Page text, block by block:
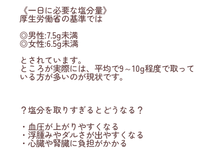
《一日に必要な塩分量》
厚生労働省の基準では
◎男性:7.5g未満
◎女性:6.5g未満
とされています。
ところが実際には、平均で9～10g程度で取って
いる方が多いのが現状です。
？塩分を取りすぎるとどうなる？
・血圧が上がりやすくなる
・浮腫みやダルさが出やすくなる
・心臓や腎臓に負担がかかる